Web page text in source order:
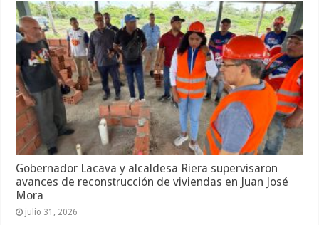
Gobernador Lacava y alcaldesa Riera supervisaron
avances de reconstrucción de viviendas en Juan José
Mora
julio 31, 2026